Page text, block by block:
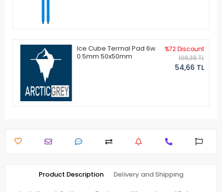
Ice Cube Termal Pad 6w
0.5mm 50x50mm
%72 Discount
198,38 TL
54,66 TL
Product Description Delivery and Shipping